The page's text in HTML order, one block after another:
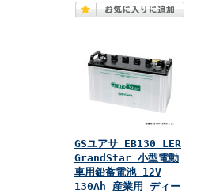
GSユアサ EB130 LER
GrandStar 小型電動
車用鉛蓄電池 12V
130Ah 産業用 ディー